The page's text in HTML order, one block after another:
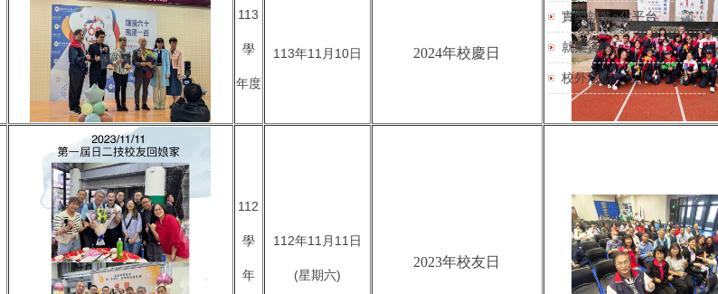
113
學
年度
113年11月10日 2024年校慶日
112
學
年
112年11月11日
(星期六)
2023年校友日
實習就業e化平台
就業資訊
校外活動